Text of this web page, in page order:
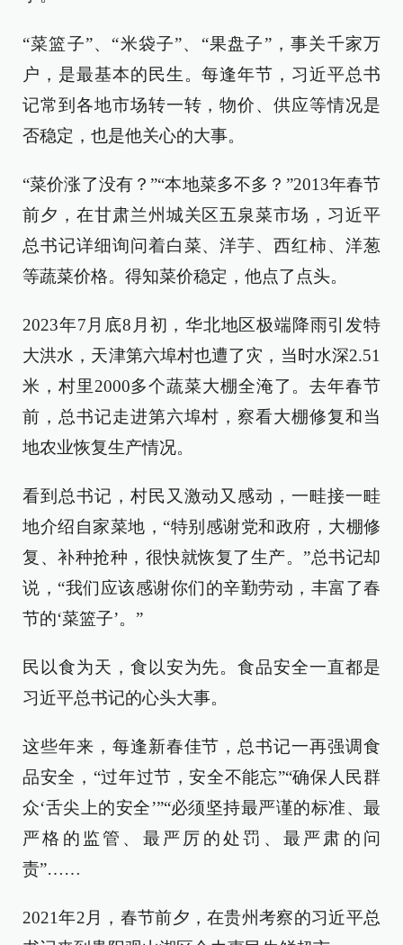
“菜篮子”、“米袋子”、“果盘子”，事关千家万
户，是最基本的民生。每逢年节，习近平总书
记常到各地市场转一转，物价、供应等情况是
否稳定，也是他关心的大事。
“菜价涨了没有？”“本地菜多不多？”2013年春节
前夕，在甘肃兰州城关区五泉菜市场，习近平
总书记详细询问着白菜、洋芋、西红柿、洋葱
等蔬菜价格。得知菜价稳定，他点了点头。
2023年7月底8月初，华北地区极端降雨引发特
大洪水，天津第六埠村也遭了灾，当时水深2.51
米，村里2000多个蔬菜大棚全淹了。去年春节
前，总书记走进第六埠村，察看大棚修复和当
地农业恢复生产情况。
看到总书记，村民又激动又感动，一畦接一畦
地介绍自家菜地，“特别感谢党和政府，大棚修
复、补种抢种，很快就恢复了生产。”总书记却
说，“我们应该感谢你们的辛勤劳动，丰富了春
节的‘菜篮子’。”
民以食为天，食以安为先。食品安全一直都是
习近平总书记的心头大事。
这些年来，每逢新春佳节，总书记一再强调食
品安全，“过年过节，安全不能忘”“确保人民群
众‘舌尖上的安全’”“必须坚持最严谨的标准、最
严格的监管、最严厉的处罚、最严肃的问
责”……
2021年2月，春节前夕，在贵州考察的习近平总